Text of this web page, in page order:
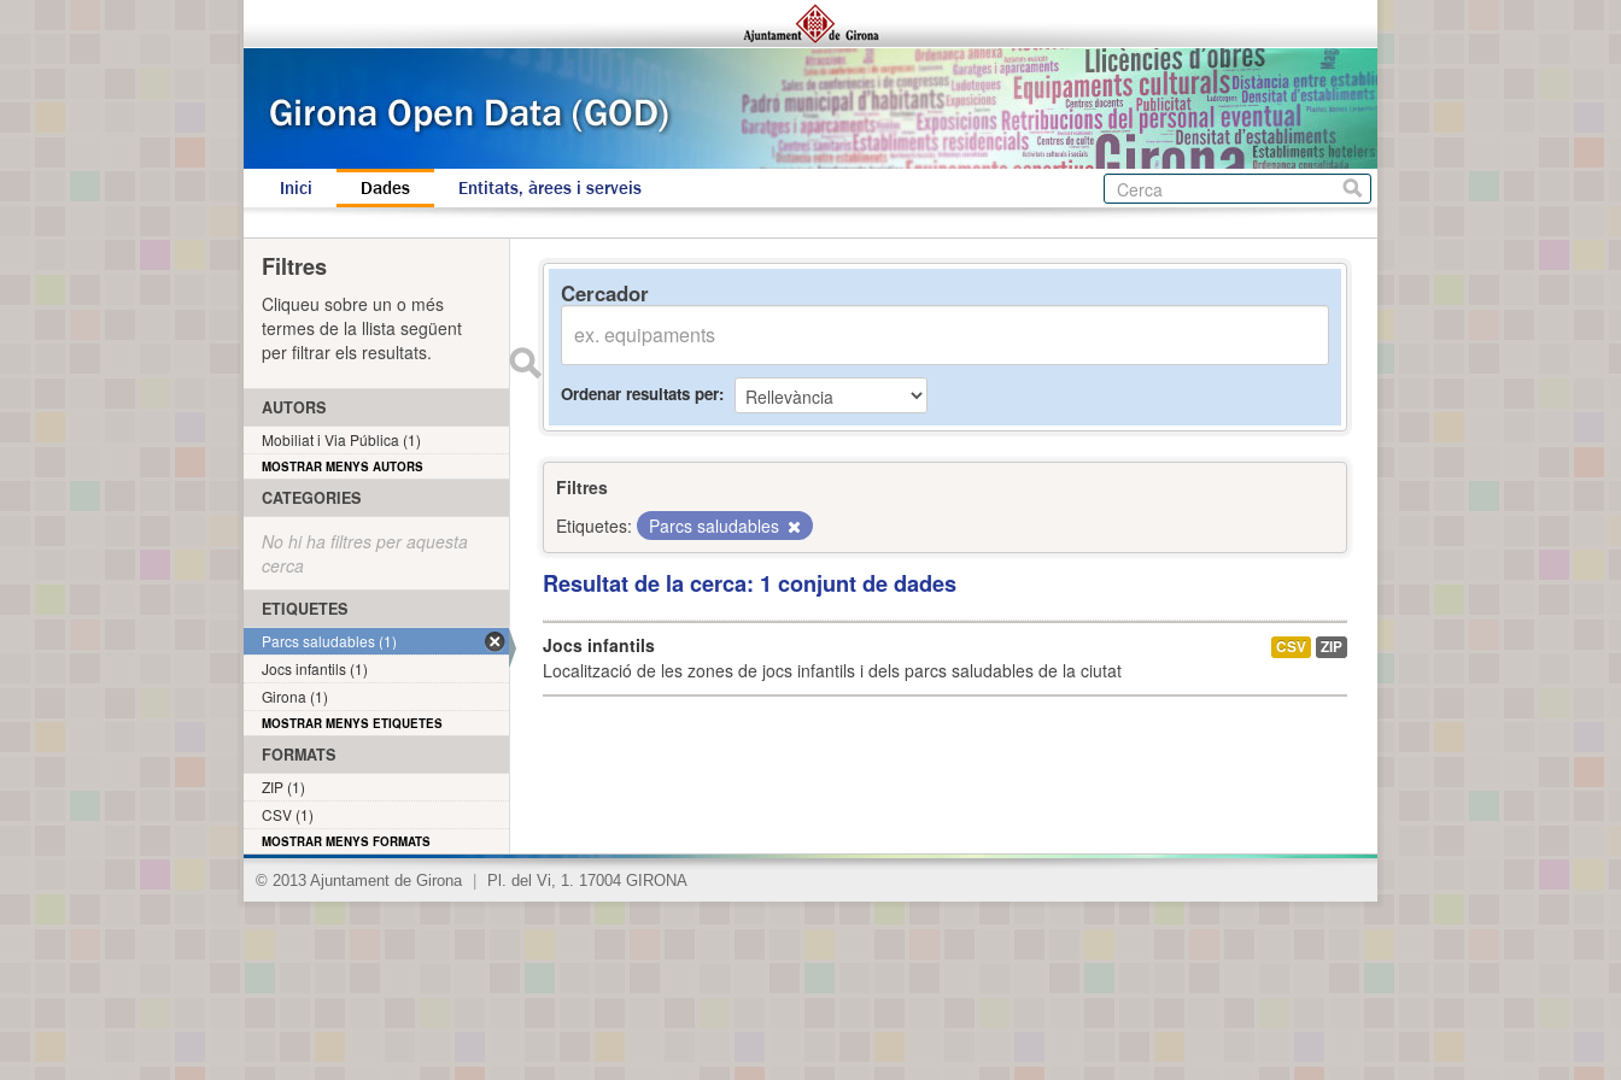
Inici Dades Entitats, àrees i serveis
Cercador
Ordenar resultats per
Filtres
Etiquetes:
Parcs saludables
Resultat de la cerca: 1 conjunt de dades
Jocs infantils
Localització de les zones de jocs infantils i dels parcs saludables de la ciutat
CSV ZIP
Filtres
Cliqueu sobre un o més
termes de la llista següent
per filtrar els resultats.
AUTORS
Mobiliat i Via Pública (1)
MOSTRAR MENYS AUTORS
CATEGORIES
No hi ha filtres per aquesta
cerca
ETIQUETES
Parcs saludables (1)
Jocs infantils (1)
Girona (1)
MOSTRAR MENYS ETIQUETES
FORMATS
ZIP (1)
CSV (1)
MOSTRAR MENYS FORMATS
© 2013 Ajuntament de Girona Pl. del Vi, 1. 17004 GIRONA